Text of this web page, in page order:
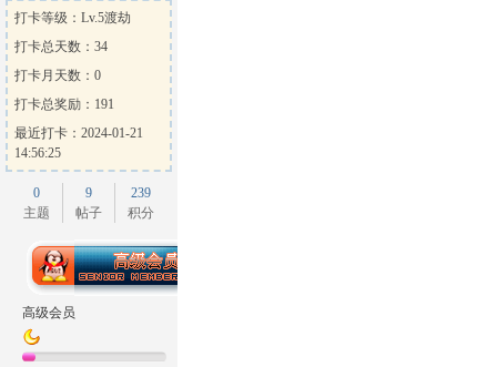
打卡等级：Lv.5渡劫
打卡总天数：34
打卡月天数：0
打卡总奖励：191
最近打卡：2024-01-21
14:56:25
0
主题
9
帖子
239
积分
高级会员